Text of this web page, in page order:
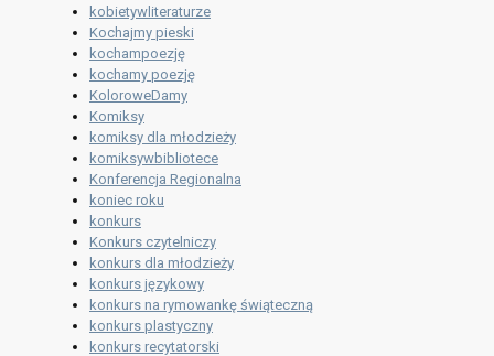
kobietywliteraturze
Kochajmy pieski
kochampoezję
kochamy poezję
KoloroweDamy
Komiksy
komiksy dla młodzieży
komiksywbibliotece
Konferencja Regionalna
koniec roku
konkurs
Konkurs czytelniczy
konkurs dla młodzieży
konkurs językowy
konkurs na rymowankę świąteczną
konkurs plastyczny
konkurs recytatorski